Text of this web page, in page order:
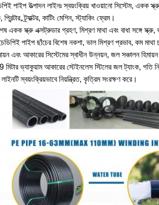
পাইপ উত্পাদন লাইনঃ স্বয়ংক্রিয় খাওয়ানো সিস্টেম, একক
ট্র্যাক্টর, কাটিং মেশিন, স্ট্যাকিং ফ্রেম।
একক স্ক্রু এক্সট্রুডার গ্রহণ, মিশ্রণ মাথা এবং বাধা সঙ্গে
পাইপ ছাঁচের বিশেষ নকশা, ভাল মিশ্রণ প্রভাব, কম মাথা
এবং আকারের সিস্টেমের স্বাধীন উন্নয়ন, জল সঞ্চালন
ভ্যাকুয়াম আকারের স্টেইনলেস স্টিলের জল ট্যাংক, গতি
স্বয়ংক্রিয়ভাবে নিয়ন্ত্রিত, কৃত্রিম সংরক্ষণ করে।